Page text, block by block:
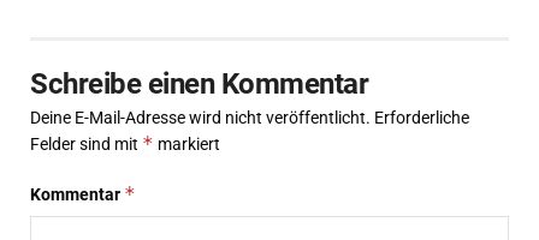
Schreibe einen Kommentar
Deine E-Mail-Adresse wird nicht veröffentlicht. Erforderliche
Felder sind mit * markiert
Kommentar *